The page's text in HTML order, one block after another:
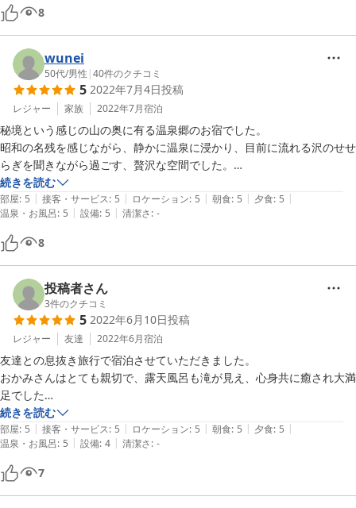
変美味しかったです。できれば、山菜盛りだくさんの天ぷらは、美味し
かっただけに、最初に出すのではなく、途中で熱々を出してほしかった
です。
8
wunei
50代/男性 |40件のクチコミ
5 2022年7月4日投稿
レジャー 家族 2022年7月宿泊
秘境という感じの山の奥に有る温泉郷のお宿でした。
昭和の名残を感じながら、静かに温泉に浸かり、目前に流れる沢のせせ
らぎを聞きながら過ごす、贅沢な空間でした。
おかみさんのきめ細やかな心遣いと配慮で、とても快適に過ごせまし
た。
お食事も丁寧で豪華でお腹いっぱい。
続きを読む
部屋: 5 | 接客・サービス: 5 | ロケーション: 5 | 朝食: 5 | 夕食: 5 |
温泉・お風呂: 5 | 設備: 5 | 清潔さ: -
8
投稿者さん
3件のクチコミ
5 2022年6月10日投稿
レジャー 友達 2022年6月宿泊
友達との息抜き旅行で宿泊させていただきました。
おかみさんはとても親切で、露天風呂も滝が見え、心身共に癒され大満
足でした
夕食は量はかなり多かったのですが和食中心でとても美味しく、お腹い
っぱいなのに食が進み、動くのが辛いぐらいぱんぱんになりました笑
本当に良い思い出になり、久々に大当たりの旅館だったと思います。
またいつか利用させて頂きます
続きを読む
部屋: 5 | 接客・サービス: 5 | ロケーション: 5 | 朝食: 5 | 夕食: 5 |
温泉・お風呂: 5 | 設備: 4 | 清潔さ: -
7